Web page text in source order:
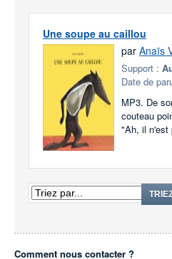
Une soupe au caillou
par Anaïs
Support :
Date de
MP3. De
couteau
"Ah, il n'est
Comment nous contacter ?